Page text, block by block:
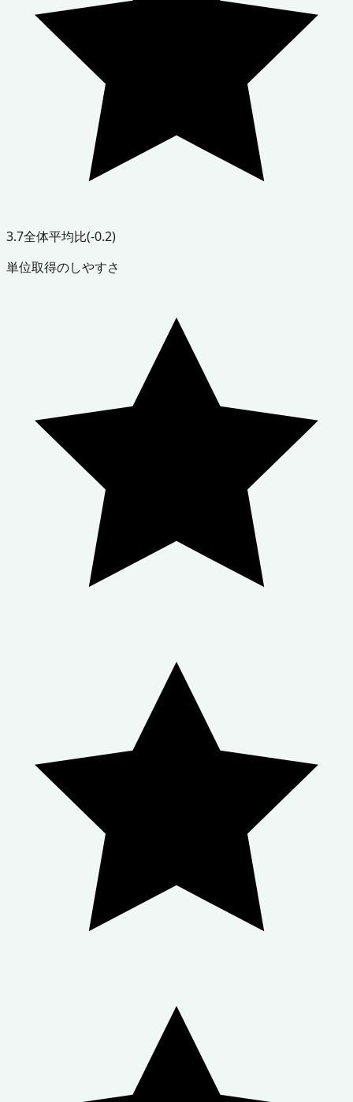
3.7全体平均比(-0.2)
単位取得のしやすさ